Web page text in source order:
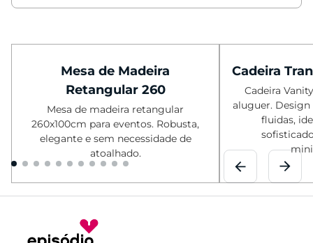
Mesa de Madeira
Retangular 260
Mesa de madeira retangular
260x100cm para eventos. Robusta,
elegante e sem necessidade de
atoalhado.
Cadeira
Cadeira
aluguer.
fluidas,